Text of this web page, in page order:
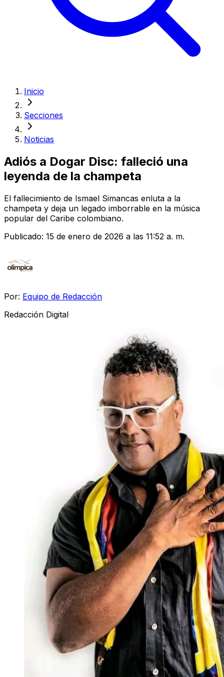
Inicio
Secciones
Noticias
Adiós a Dogar Disc: falleció una
leyenda de la champeta
El fallecimiento de Ismael Simancas enluta a la
champeta y deja un legado imborrable en la música
popular del Caribe colombiano.
Publicado: 15 de enero de 2026 a las 11:52 a. m.
Por: Equipo de Redacción
Redacción Digital